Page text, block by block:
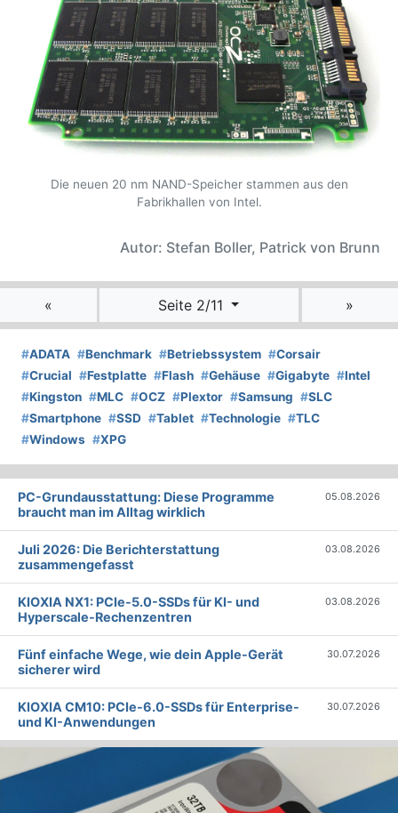
Die neuen 20 nm NAND-Speicher stammen aus den
Fabrikhallen von Intel.
Autor: Stefan Boller, Patrick von Brunn
« Seite 2/11 »
#ADATA #Benchmark #Betriebssystem #Corsair
#Crucial #Festplatte #Flash #Gehäuse #Gigabyte #Intel
#Kingston #MLC #OCZ #Plextor #Samsung #SLC
#Smartphone #SSD #Tablet #Technologie #TLC
#Windows #XPG
PC-Grundausstattung: Diese Programme
braucht man im Alltag wirklich
05.08.2026
Juli 2026: Die Bericht­erstattung
zusammengefasst
03.08.2026
KIOXIA NX1: PCIe-5.0-SSDs für KI- und
Hyperscale-Rechenzentren
03.08.2026
Fünf einfache Wege, wie dein Apple-Gerät
sicherer wird
30.07.2026
KIOXIA CM10: PCIe-6.0-SSDs für Enterprise-
und KI-Anwendungen
30.07.2026